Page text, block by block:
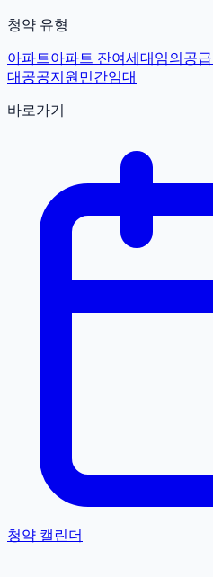
청약 유형
아파트아파트 잔여세대 임의공급
대 공공지원민간임대
바로가기
청약 캘린더